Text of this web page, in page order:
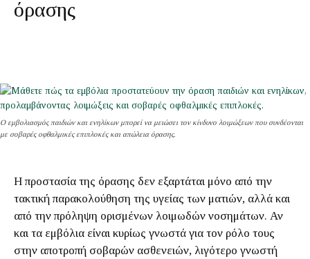
όρασης
Ο εμβολιασμός παιδιών και ενηλίκων μπορεί να μειώσει τον κίνδυνο λοιμώξεων που συνδέονται
με σοβαρές οφθαλμικές επιπλοκές και απώλεια όρασης.
Η προστασία της όρασης δεν εξαρτάται μόνο από την
τακτική παρακολούθηση της υγείας των ματιών, αλλά και
από την πρόληψη ορισμένων λοιμωδών νοσημάτων. Αν
και τα εμβόλια είναι κυρίως γνωστά για τον ρόλο τους
στην αποτροπή σοβαρών ασθενειών, λιγότερο γνωστή